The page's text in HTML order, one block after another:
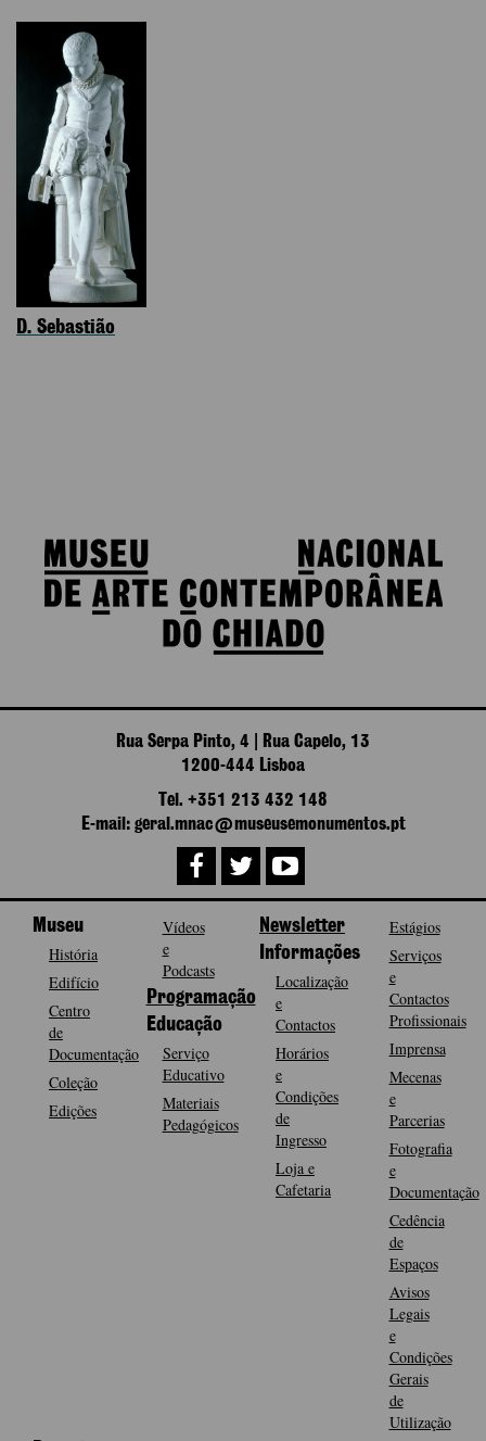
D. Sebastião
Rua Serpa Pinto, 4 | Rua Capelo, 13
1200-444 Lisboa
Tel. +351 213 432 148
E-mail: geral.mnac@museusemonumentos.pt
Museu
História
Edifício
Centro
de
Documentação
Coleção
Edições
Vídeos
e
Podcasts
Programação
Educação
Serviço
Educativo
Materiais
Pedagógicos
Newsletter
Informações
Localização
e
Contactos
Horários
e
Condições
de
Ingresso
Loja e
Cafetaria
Estágios
Serviços
e
Contactos
Profissionais
Imprensa
Mecenas
e
Parcerias
Fotografia
e
Documentação
Cedência
de
Espaços
Avisos
Legais
e
Condições
Gerais
de
Utilização